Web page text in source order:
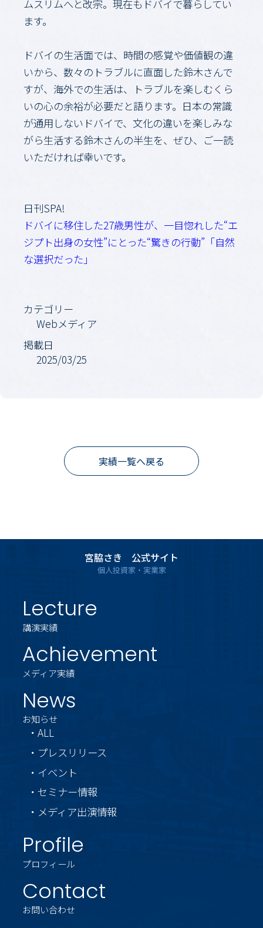
ムスリムへと改宗。現在もドバイで暮らしてい
ます。
ドバイの生活面では、時間の感覚や価値観の違
いから、数々のトラブルに直面した鈴木さんで
すが、海外での生活は、トラブルを楽しむくら
いの心の余裕が必要だと語ります。日本の常識
が通用しないドバイで、文化の違いを楽しみな
がら生活する鈴木さんの半生を、ぜひ、ご一読
いただければ幸いです。
日刊SPA!
ドバイに移住した27歳男性が、一目惚れした“エ
ジプト出身の女性”にとった“驚きの行動”「自然
な選択だった」
カテゴリー
Webメディア
掲載日
2025/03/25
実績一覧へ戻る
宮脇さき 公式サイト
個人投資家・実業家
Lecture
講演実績
Achievement
メディア実績
News
お知らせ
・ALL
・プレスリリース
・イベント
・セミナー情報
・メディア出演情報
Profile
プロフィール
Contact
お問い合わせ